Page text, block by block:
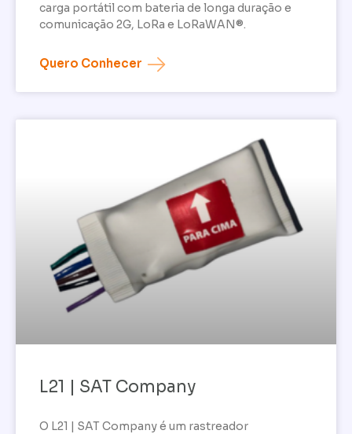
carga portátil com bateria de longa duração e
comunicação 2G, LoRa e LoRaWAN®.
Quero Conhecer
L21 | SAT Company
O L21 | SAT Company é um rastreador